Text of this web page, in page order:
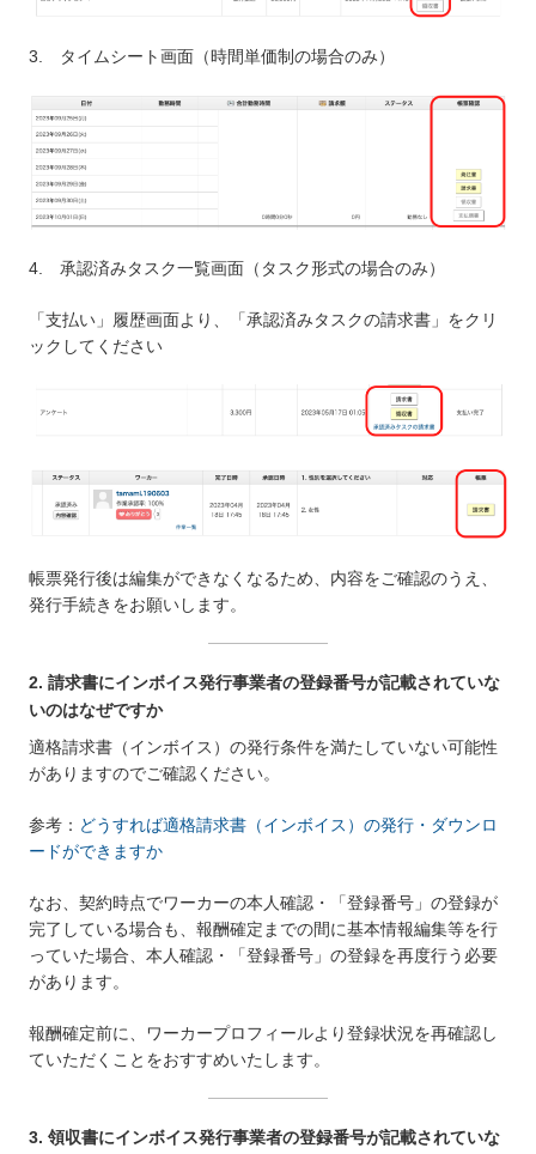
3. タイムシート画面（時間単価制の場合のみ）
4. 承認済みタスク一覧画面（タスク形式の場合のみ）
「支払い」履歴画面より、「承認済みタスクの請求書」をクリ
ックしてください
帳票発行後は編集ができなくなるため、内容をご確認のうえ、
発行手続きをお願いします。
2. 請求書にインボイス発行事業者の登録番号が記載されていな
いのはなぜですか
適格請求書（インボイス）の発行条件を満たしていない可能性
がありますのでご確認ください。
参考： どうすれば適格請求書（インボイス）の発行・ダウンロ
ードができますか
なお、契約時点でワーカーの本人確認・「登録番号」の登録が
完了している場合も、報酬確定までの間に基本情報編集等を行
っていた場合、本人確認・「登録番号」の登録を再度行う必要
があります。
報酬確定前に、ワーカープロフィールより登録状況を再確認し
ていただくことをおすすめいたします。
3. 領収書にインボイス発行事業者の登録番号が記載されていな